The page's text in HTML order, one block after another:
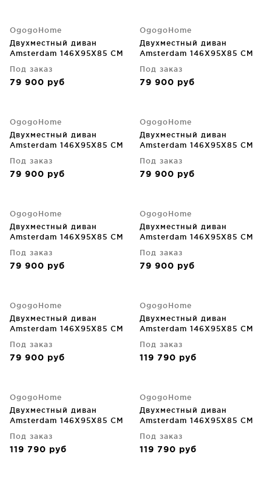
OgogoHome
Двухместный диван
Amsterdam 146X95X85 CM
Под заказ
79 900 руб
OgogoHome
Двухместный диван
Amsterdam 146X95X85 CM
Под заказ
79 900 руб
OgogoHome
Двухместный диван
Amsterdam 146X95X85 CM
Под заказ
79 900 руб
OgogoHome
Двухместный диван
Amsterdam 146X95X85 CM
Под заказ
79 900 руб
OgogoHome
Двухместный диван
Amsterdam 146X95X85 CM
Под заказ
79 900 руб
OgogoHome
Двухместный диван
Amsterdam 146X95X85 CM
Под заказ
79 900 руб
OgogoHome
Двухместный диван
Amsterdam 146X95X85 CM
Под заказ
79 900 руб
OgogoHome
Двухместный диван
Amsterdam 146X95X85 CM
Под заказ
119 790 руб
OgogoHome
Двухместный диван
Amsterdam 146X95X85 CM
Под заказ
119 790 руб
OgogoHome
Двухместный диван
Amsterdam 146X95X85 CM
Под заказ
119 790 руб